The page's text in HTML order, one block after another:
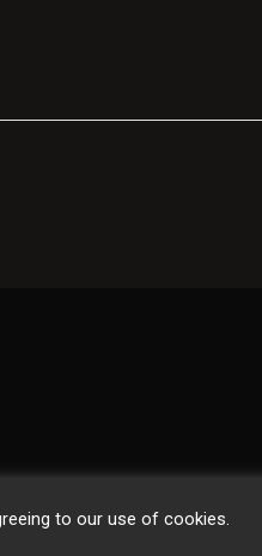
to our use of cookies.